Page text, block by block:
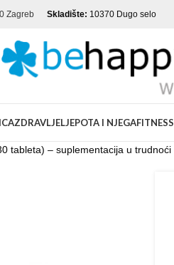
Zagreb Skladište: 10370 Dugo selo
ZDRAVLJELJEPOTA I NJEGAFITNESS
tableta) – suplementacija u trudnoći